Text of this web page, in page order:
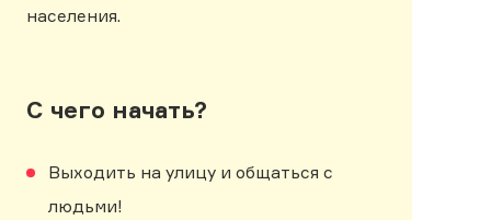
населения.
С чего начать?
Выходить на улицу и общаться с
людьми!